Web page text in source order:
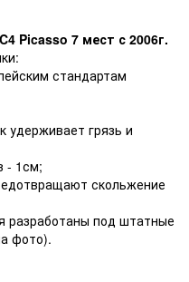
Picasso 7 мест с 2006г.
стандартам
удерживает грязь и
- 1см;
скольжение
разработаны под штатные
фото).